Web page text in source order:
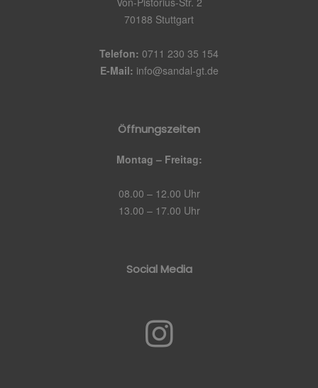
70188 Stuttgart
Telefon: 0711 230 35 154
E-Mail: info@sandal-gt.de
Öffnungszeiten
Montag – Freitag:
08.00 – 12.00 Uhr
13.00 – 17.00 Uhr
Social Media